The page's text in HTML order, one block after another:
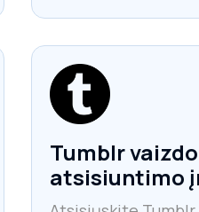
Tumblr
atsisiuntimo